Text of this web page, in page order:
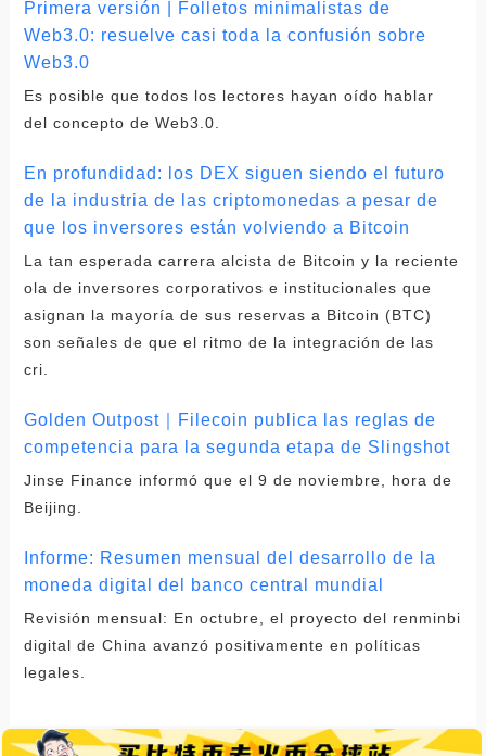
Primera versión | Folletos minimalistas de
Web3.0: resuelve casi toda la confusión sobre
Web3.0
Es posible que todos los lectores hayan oído hablar
del concepto de Web3.0.
En profundidad: los DEX siguen siendo el futuro
de la industria de las criptomonedas a pesar de
que los inversores están volviendo a Bitcoin
La tan esperada carrera alcista de Bitcoin y la reciente
ola de inversores corporativos e institucionales que
asignan la mayoría de sus reservas a Bitcoin (BTC)
son señales de que el ritmo de la integración de las
cri.
Golden Outpost｜Filecoin publica las reglas de
competencia para la segunda etapa de Slingshot
Jinse Finance informó que el 9 de noviembre, hora de
Beijing.
Informe: Resumen mensual del desarrollo de la
moneda digital del banco central mundial
Revisión mensual: En octubre, el proyecto del renminbi
digital de China avanzó positivamente en políticas
legales.